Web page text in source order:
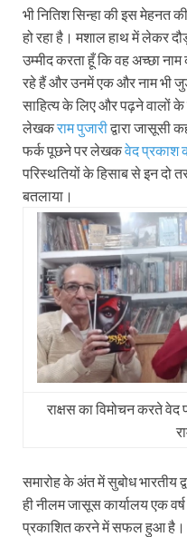
भी नितिश सिन्हा की इस मेहनत
हो रहा है। मशाल हाथ में लेकर
उम्मीद करता हूँ कि वह अच्छा
रहे हैं और उनमें एक और नाम भी
साहित्य के लिए और पढ़ने वालों के
लेखकराम पुजारीद्वारा जासूसी
फर्क पूछने पर लेखकवेद प्रकाश
परिस्थतियों के हिसाब से इन दो
बतलाया।
राक्षस का विमोचन करते
समारोह के अंत में सुबोध भारतीय
ही नीलम जासूस कार्यालय एक
प्रकाशित करने में सफल हुआ है।